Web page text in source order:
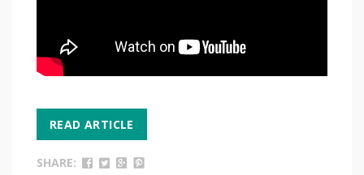
READ ARTICLE
SHARE: